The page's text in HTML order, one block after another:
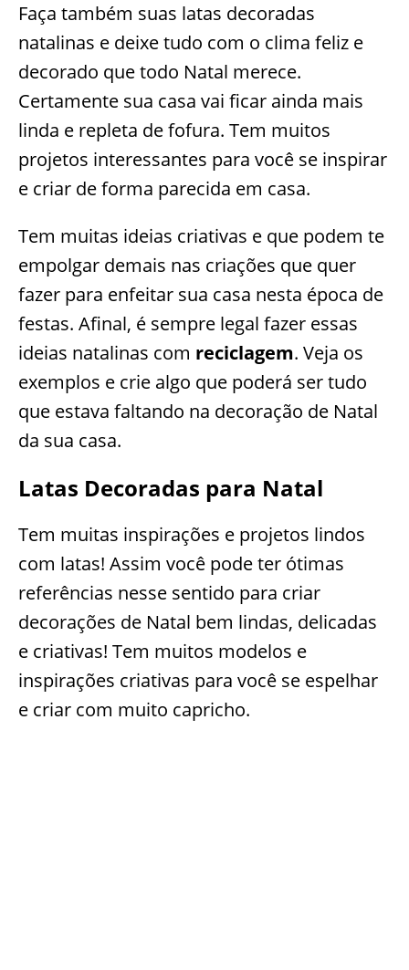
Faça também suas latas decoradas
natalinas e deixe tudo com o clima feliz e
decorado que todo Natal merece.
Certamente sua casa vai ficar ainda mais
linda e repleta de fofura. Tem muitos
projetos interessantes para você se inspirar
e criar de forma parecida em casa.
Tem muitas ideias criativas e que podem te
empolgar demais nas criações que quer
fazer para enfeitar sua casa nesta época de
festas. Afinal, é sempre legal fazer essas
ideias natalinas com reciclagem. Veja os
exemplos e crie algo que poderá ser tudo
que estava faltando na decoração de Natal
da sua casa.
Latas Decoradas para Natal
Tem muitas inspirações e projetos lindos
com latas! Assim você pode ter ótimas
referências nesse sentido para criar
decorações de Natal bem lindas, delicadas
e criativas! Tem muitos modelos e
inspirações criativas para você se espelhar
e criar com muito capricho.